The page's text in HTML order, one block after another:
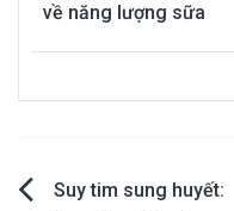
về năng lượng sữa
PostSuy tim sung huyết: